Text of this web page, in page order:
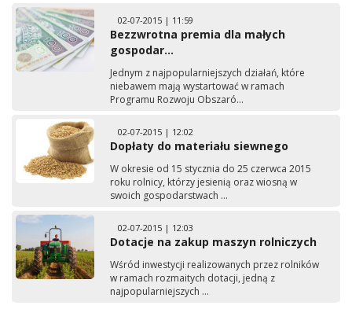
02-07-2015 | 11:59
Bezzwrotna premia dla małych
gospodar...
Jednym z najpopularniejszych działań, które
niebawem mają wystartować w ramach
Programu Rozwoju Obszaró...
02-07-2015 | 12:02
Dopłaty do materiału siewnego
W okresie od 15 stycznia do 25 czerwca 2015
roku rolnicy, którzy jesienią oraz wiosną w
swoich gospodarstwach ...
02-07-2015 | 12:03
Dotacje na zakup maszyn rolniczych
Wśród inwestycji realizowanych przez rolników
w ramach rozmaitych dotacji, jedną z
najpopularniejszych ...